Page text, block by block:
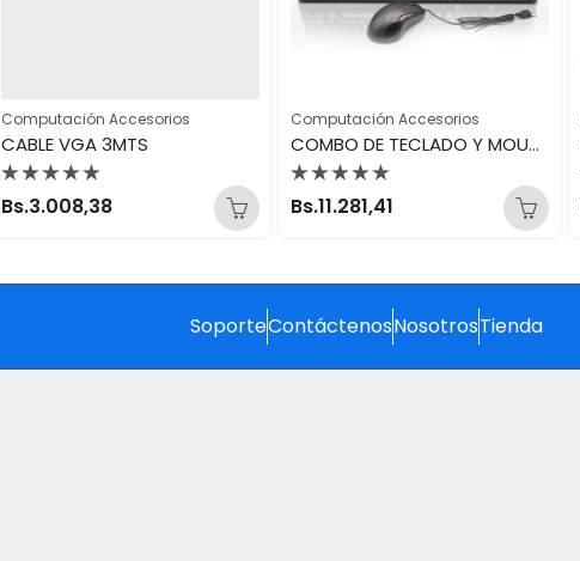
Computación Accesorios
CABLE VGA 3MTS
Valorado
con
Bs.3.008,38
Computación Accesorios
COMBO DE TECLADO Y MOUSE USB 8810
Valorado
con
Bs.11.281,41
SoporteContáctenosNosotrosTienda